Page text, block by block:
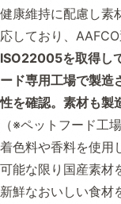
健康維持に配慮し素
応しており、
ISO22005を取得し
ード専用工場で製造
性を確認。素材も製
（※ペットフード工
着色料や香料を使用
可能な限り国産素材
新鮮なおいしい食材